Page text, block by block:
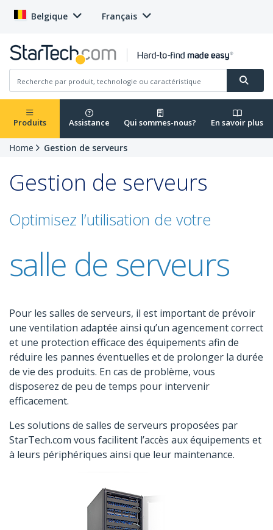
Belgique Français
Produits Assistance Qui sommes-nous? En savoir plus
Home Gestion de serveurs
Gestion de serveurs
Optimisez l’utilisation de votre
salle de serveurs
Pour les salles de serveurs, il est important de prévoir
une ventilation adaptée ainsi qu’un agencement correct
et une protection efficace des équipements afin de
réduire les pannes éventuelles et de prolonger la durée
de vie des produits. En cas de problème, vous
disposerez de peu de temps pour intervenir
efficacement.
Les solutions de salles de serveurs proposées par
StarTech.com vous facilitent l’accès aux équipements et
à leurs périphériques ainsi que leur maintenance.